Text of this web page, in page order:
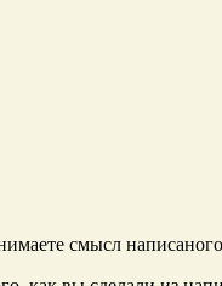
смысл